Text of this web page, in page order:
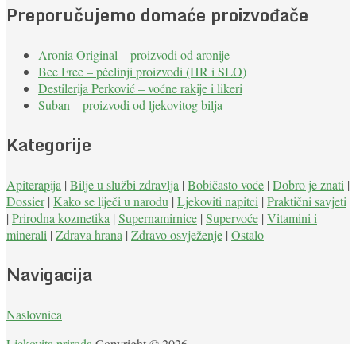
Preporučujemo domaće proizvođače
Aronia Original – proizvodi od aronije
Bee Free – pčelinji proizvodi (HR i SLO)
Destilerija Perković – voćne rakije i likeri
Suban – proizvodi od ljekovitog bilja
Kategorije
Apiterapija | Bilje u službi zdravlja | Bobičasto voće | Dobro je znati |
Dossier| Kako se liječi u narodu | Ljekoviti napitci | Praktični savjeti
| Prirodna kozmetika | Supernamirnice | Supervoće | Vitamini i
minerali | Zdrava hrana | Zdravo osvježenje | Ostalo
Navigacija
Naslovnica